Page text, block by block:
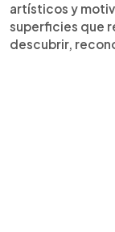
artísticos y
superficies que
descubrir,